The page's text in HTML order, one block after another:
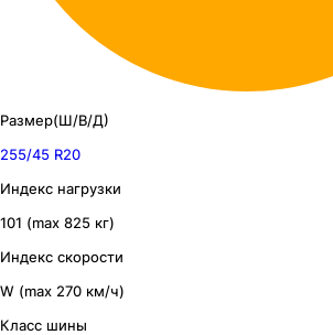
Размер(Ш/В/Д)
255/45 R20
Индекс нагрузки
101 (max 825 кг)
Индекс скорости
W (max 270 км/ч)
Класс шины